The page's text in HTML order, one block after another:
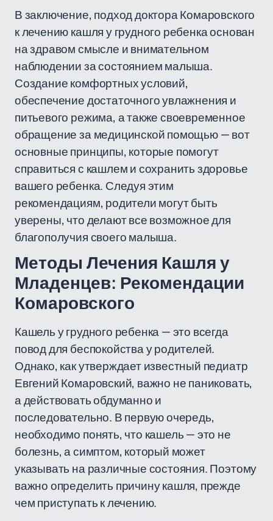
В заключение, подход доктора Комаровского
к лечению кашля у грудного ребенка основан
на здравом смысле и внимательном
наблюдении за состоянием малыша.
Создание комфортных условий,
обеспечение достаточного увлажнения и
питьевого режима, а также своевременное
обращение за медицинской помощью — вот
основные принципы, которые помогут
справиться с кашлем и сохранить здоровье
вашего ребенка. Следуя этим
рекомендациям, родители могут быть
уверены, что делают все возможное для
благополучия своего малыша.
Методы Лечения Кашля у
Младенцев: Рекомендации
Комаровского
Кашель у грудного ребенка — это всегда
повод для беспокойства у родителей.
Однако, как утверждает известный педиатр
Евгений Комаровский, важно не паниковать,
а действовать обдуманно и
последовательно. В первую очередь,
необходимо понять, что кашель — это не
болезнь, а симптом, который может
указывать на различные состояния. Поэтому
важно определить причину кашля, прежде
чем приступать к лечению.